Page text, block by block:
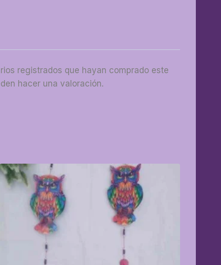
registrados que hayan comprado este
hacer una valoración.